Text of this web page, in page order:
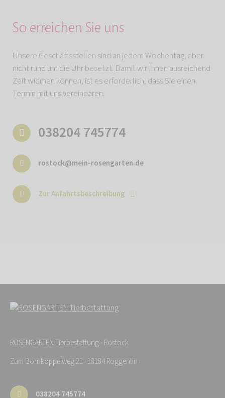
So erreichen Sie uns
Unsere Geschäftsstellen sind an jedem Wochentag, aber
nicht rund um die Uhr besetzt. Damit wir Ihnen ausreichend
Zeit widmen können, ist es erforderlich, dass Sie einen
Termin mit uns vereinbaren.
038204 745774
rostock@mein-rosengarten.de
Zur Anfahrtsbeschreibung
ROSENGARTEN-Tierbestattung - Rostock
Zum Bornkoppelweg 21 · 18184 Roggentin
038204 745774